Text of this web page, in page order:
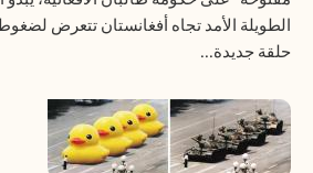
الطويلة الأمد تجاه أفغانستان تتعرض
حلقة جديدة...